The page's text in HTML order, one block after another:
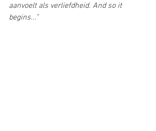
aanvoelt als verliefdheid. And so it
begins...”